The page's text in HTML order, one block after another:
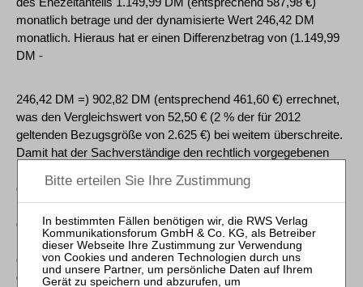
monatlich betrage und der dynamisierte Wert 246,42 DM
monatlich. Hieraus hat er einen Differenzbetrag von (1.149,99
DM -
246,42 DM =) 902,82 DM (entsprechend 461,60 €) errechnet,
was den Vergleichswert von 52,50 € (2 % der für 2012
geltenden Bezugsgröße von 2.625 €) bei weitem überschreite.
Damit hat der Sachverständige den rechtlich vorgegebenen
den vor der Umrechnung ermittelten Wert des Ehezeitanteils
lediglich mit dem dynamisierten Wert verglichen, nicht aber mit
dem dynamisierten und aktualisierten Wert, wie § 51 Abs. 3
Satz 1 VersAusglG es vorsieht. Die Aktualisierung des
dynamisierten Werts ermöglicht erst den Vergleich. Sie erfolgt
gemäß § 51 Abs. 3 Satz 2 VersAusglG mithilfe der aktuellen